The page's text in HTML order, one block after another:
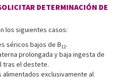
DETERMINACIÓN DE
los siguientes casos:
séricos bajos de B12.
prolongada y baja ingesta de
tras el destete.
exclusivamente al